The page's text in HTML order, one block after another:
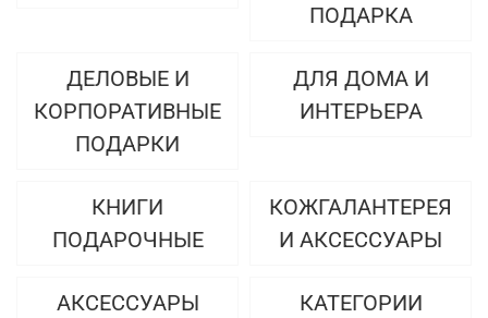
ПОДАРКА
ДЕЛОВЫЕ И
КОРПОРАТИВНЫЕ
ПОДАРКИ
ДЛЯ ДОМА И
ИНТЕРЬЕРА
КНИГИ
ПОДАРОЧНЫЕ
КОЖГАЛАНТЕРЕЯ
И АКСЕССУАРЫ
АКСЕССУАРЫ
КАТЕГОРИИ